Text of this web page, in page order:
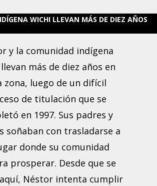
WICHI LLEVAN MÁS DE DIEZ AÑOS
y la comunidad indígena
más de diez años en
zona, luego de un difícil
de titulación que se
en 1997. Sus padres y
soñaban con trasladarse a
donde su comunidad
prosperar. Desde que se
Néstor intenta cumplir